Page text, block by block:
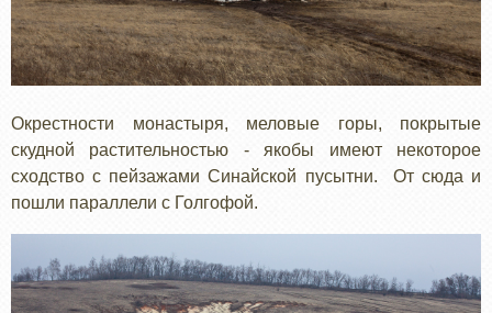
Окрестности монастыря, меловые горы, покрытые
скудной растительностью - якобы имеют некоторое
сходство с пейзажами Синайской пусытни. От сюда и
пошли параллели с Голгофой.